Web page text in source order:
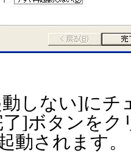
しない]にチ
]ボタンをク
動されます。